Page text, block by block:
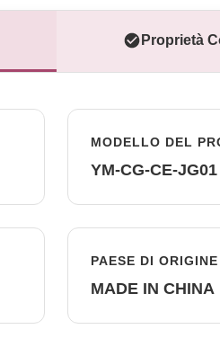
Proprietà
MODELLO DEL
YM-CG-CE-JG01
PAESE DI ORIGINE
MADE IN CHINA